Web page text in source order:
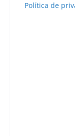
Política de